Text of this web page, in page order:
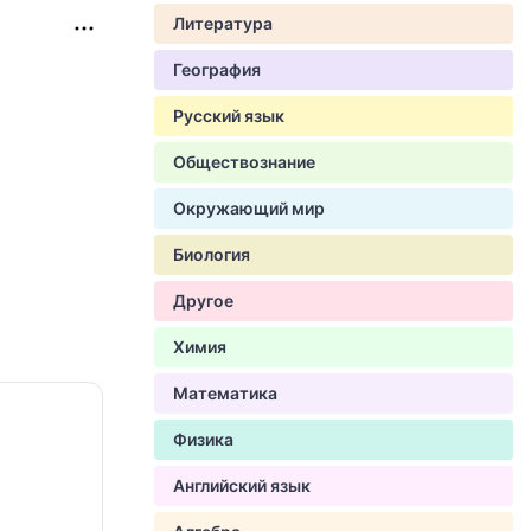
Литература
География
Русский язык
Обществознание
Окружающий мир
Биология
Другое
Химия
Математика
Физика
Английский язык